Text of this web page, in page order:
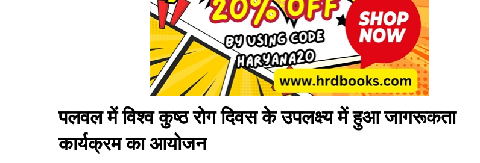
पलवल में विश्व कुष्ठ रोग दिवस के उपलक्ष्य में हुआ जागरूकता
कार्यक्रम का आयोजन